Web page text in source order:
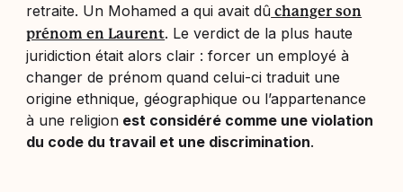
retraite. Un Mohamed a qui avait dû changer son
prénom en Laurent. Le verdict de la plus haute
juridiction était alors clair : forcer un employé à
changer de prénom quand celui-ci traduit une
origine ethnique, géographique ou l’appartenance
à une religion est considéré comme une violation
du code du travail et une discrimination.